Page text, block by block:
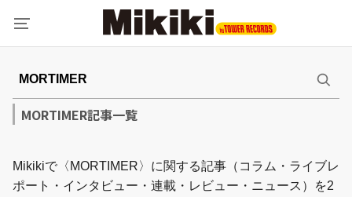
MORTIMER記事一覧
Mikikiで〈MORTIMER〉に関する記事（コラム・ライブレ
ポート・インタビュー・連載・レビュー・ニュース）を2